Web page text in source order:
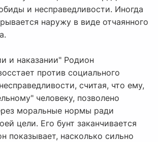
и несправедливости. Иногда
наружу в виде отчаянного
и наказании" Родион
против социального
считая, что ему,
человеку, позволено
моральные нормы ради
цели. Его бунт заканчивается
показывает, насколько сильно